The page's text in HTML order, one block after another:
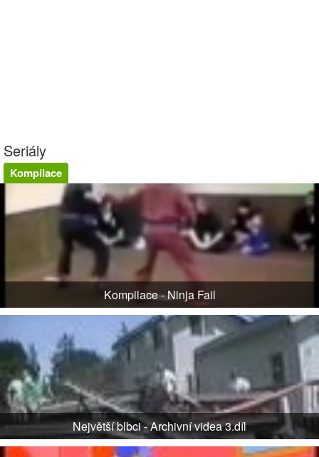
Seriály
Kompilace
Kompilace - Ninja Fail
Největší blbci - Archivní videa 3.díl